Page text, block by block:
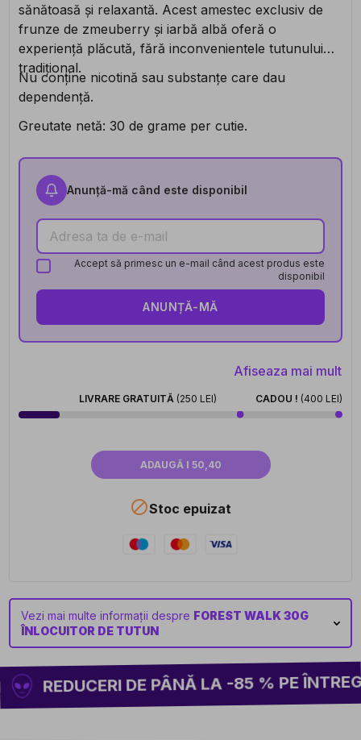
sănătoasă și relaxantă. Acest amestec exclusiv de
frunze de zmeuberry și iarbă albă oferă o
experiență plăcută, fără inconvenientele tutunului
tradițional.
Nu conține nicotină sau substanțe care dau
dependență.
Greutate netă: 30 de grame per cutie.
Anunță-mă când este disponibil
Accept să primesc un e-mail când acest produs este
disponibil
ANUNȚĂ-MĂ
Afiseaza mai mult
LIVRARE GRATUITĂ (250 LEI) CADOU ! (400 LEI)
ADAUGĂ I 50,40
Stoc epuizat
Vezi mai multe informații despre FOREST WALK 30G
ÎNLOCUITOR DE TUTUN
REDUCERI DE PÂNĂ LA -85 % PE ÎNTREG